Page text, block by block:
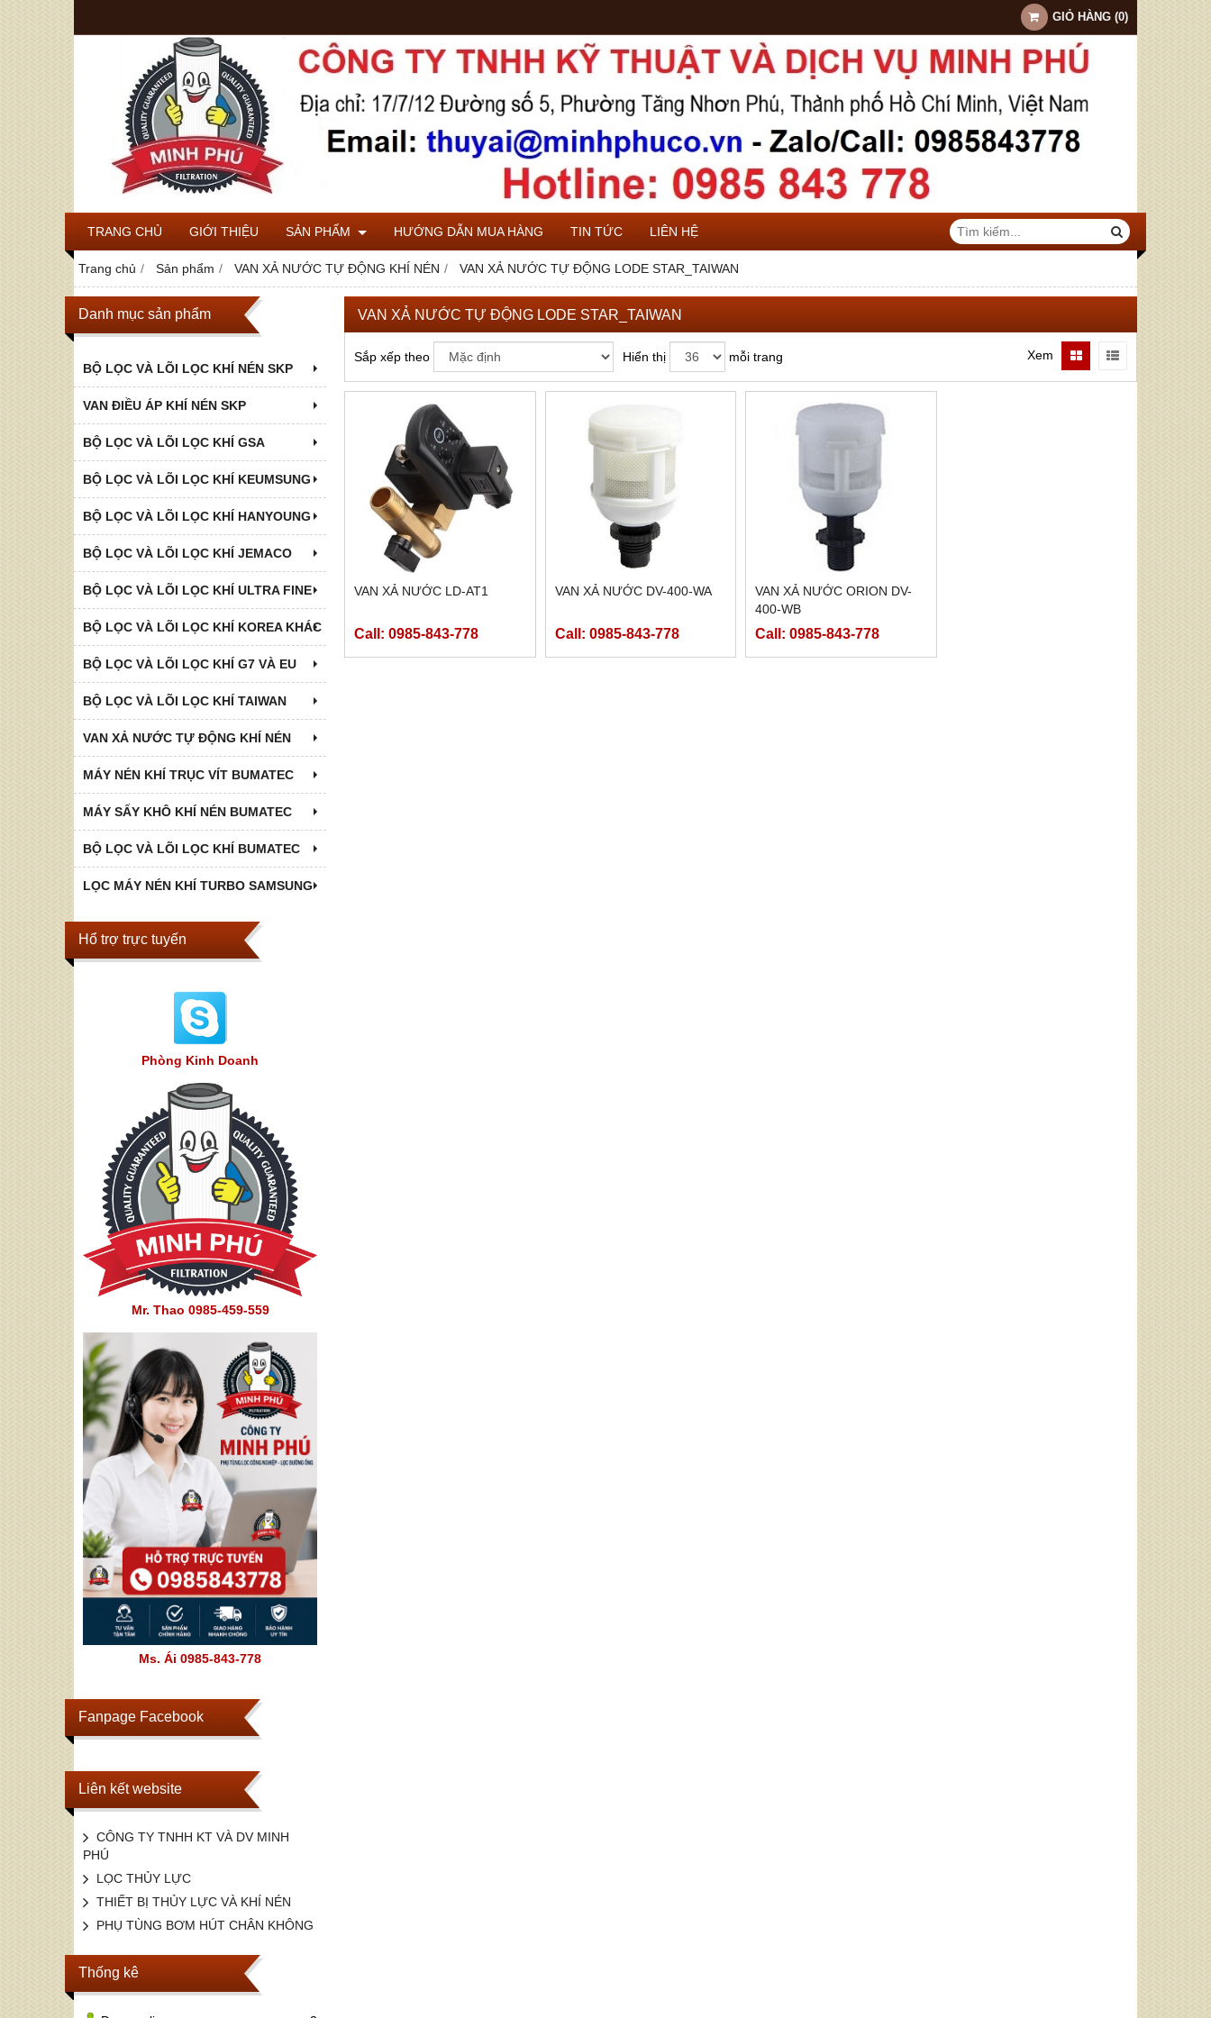
GIỎ HÀNG (0)
TRANG CHỦ GIỚI THIỆU SẢN PHẨM HƯỚNG DẪN MUA HÀNG TIN TỨC LIÊN HỆ
Trang chủ Sản phẩm VAN XẢ NƯỚC TỰ ĐỘNG KHÍ NÉN VAN XẢ NƯỚC TỰ ĐỘNG LODE STAR_TAIWAN
Danh mục sản phẩm
BỘ LỌC VÀ LÕI LỌC KHÍ NÉN SKP
VAN ĐIỀU ÁP KHÍ NÉN SKP
BỘ LỌC VÀ LÕI LỌC KHÍ GSA
BỘ LỌC VÀ LÕI LỌC KHÍ KEUMSUNG
BỘ LỌC VÀ LÕI LỌC KHÍ HANYOUNG
BỘ LỌC VÀ LÕI LỌC KHÍ JEMACO
BỘ LỌC VÀ LÕI LỌC KHÍ ULTRA FINE
BỘ LỌC VÀ LÕI LỌC KHÍ KOREA KHÁC
BỘ LỌC VÀ LÕI LỌC KHÍ G7 VÀ EU
BỘ LỌC VÀ LÕI LỌC KHÍ TAIWAN
VAN XẢ NƯỚC TỰ ĐỘNG KHÍ NÉN
MÁY NÉN KHÍ TRỤC VÍT BUMATEC
MÁY SẤY KHÔ KHÍ NÉN BUMATEC
BỘ LỌC VÀ LÕI LỌC KHÍ BUMATEC
LỌC MÁY NÉN KHÍ TURBO SAMSUNG
Hổ trợ trực tuyến
Phòng Kinh Doanh
Mr. Thao 0985-459-559
Ms. Ái 0985-843-778
Fanpage Facebook
Liên kết website
CÔNG TY TNHH KT VÀ DV MINH
PHÚ
LỌC THỦY LỰC
THIẾT BỊ THỦY LỰC VÀ KHÍ NÉN
PHỤ TÙNG BƠM HÚT CHÂN KHÔNG
Thống kê
VAN XẢ NƯỚC TỰ ĐỘNG LODE STAR_TAIWAN
Sắp xếp theo Hiển thị mỗi trang Xem
VAN XẢ NƯỚC LD-AT1
Call: 0985-843-778
VAN XẢ NƯỚC DV-400-WA
Call: 0985-843-778
VAN XẢ NƯỚC ORION DV-
400-WB
Call: 0985-843-778